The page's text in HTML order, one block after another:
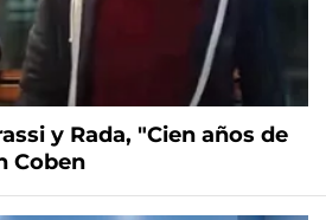
y Rada, "Cien años de
Coben